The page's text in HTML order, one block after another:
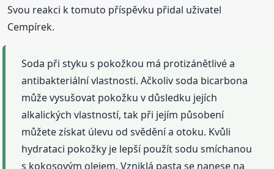
Svou reakci k tomuto příspěvku přidal uživatel
Cempírek.
Soda při styku s pokožkou má protizánětlivé a
antibakteriální vlastnosti. Ačkoliv soda bicarbona
může vysušovat pokožku v důsledku jejích
alkalických vlastností, tak při jejím působení
můžete získat úlevu od svědění a otoku. Kvůli
hydrataci pokožky je lepší použít sodu smíchanou
s kokosovým olejem. Vzniklá pasta se nanese na